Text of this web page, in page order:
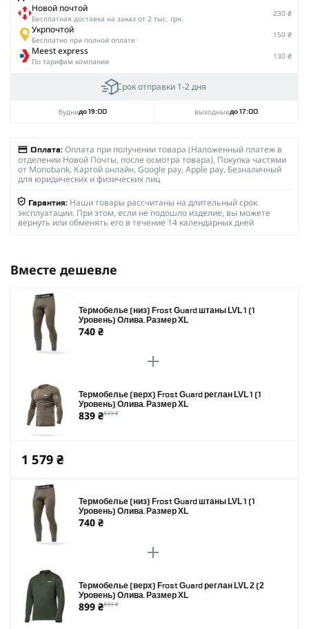
Новой почтой
Беcплатная доставка на заказ от 2 тыс. грн.
230 ₴
Укрпочтой
Бесплатно при полной оплате
150 ₴
Meest express
По тарифам компании
130 ₴
Срок отправки 1-2 дня
буднидо 19:00 выходныедо 17:00
Оплата: Оплата при получении товара (Наложенный платеж в
отделении Новой Почты, после осмотра товара), Покупка частями
от Monobank, Картой онлайн, Google pay, Apple pay, Безналичный
для юридических и физических лиц
Гарантия: Наши товары рассчитаны на длительный срок
эксплуатации. При этом, если не подошло изделие, вы можете
вернуть или обменять его в течение 14 календарных дней
Вместе дешевле
Термобелье (низ) Frost Guard штаны LVL 1 (1
Уровень) Олива. Размер XL
740 ₴
Термобелье (верх) Frost Guard реглан LVL 1 (1
Уровень) Олива. Размер XL
839 ₴839 ₴
1 579 ₴
Термобелье (низ) Frost Guard штаны LVL 1 (1
Уровень) Олива. Размер XL
740 ₴
Термобелье (верх) Frost Guard реглан LVL 2 (2
Уровень) Олива. Размер XL
899 ₴899 ₴